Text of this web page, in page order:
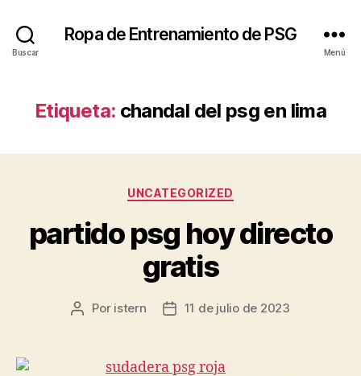
Buscar
Ropa de Entrenamiento de PSG
Menú
Etiqueta: chandal del psg en lima
Categorías
UNCATEGORIZED
partido psg hoy directo
gratis
Autor
entrada
Por istern
Fecha
entrada
11 de julio de 2023